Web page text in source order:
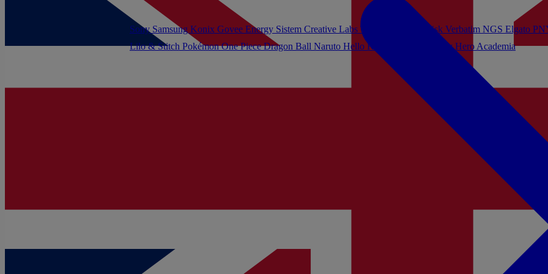
Lilo & Stitch PokémonOne PieceDragon Ball Naruto Hello Kitty My Hero Academia
Sony Samsung Konix Govee Energy Sistem Creative Labs Turtle Beach Sandisk Verbatim NGS Elgato